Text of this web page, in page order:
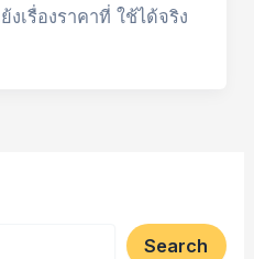
เรื่องราคาที่ ใช้ได้จริง
Search